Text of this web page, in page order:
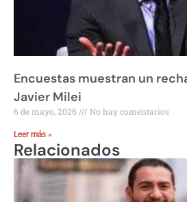
Encuestas muestran un
Javier Milei
6 de mayo, 2026 No hay comentarios
Leer más »
Relacionados